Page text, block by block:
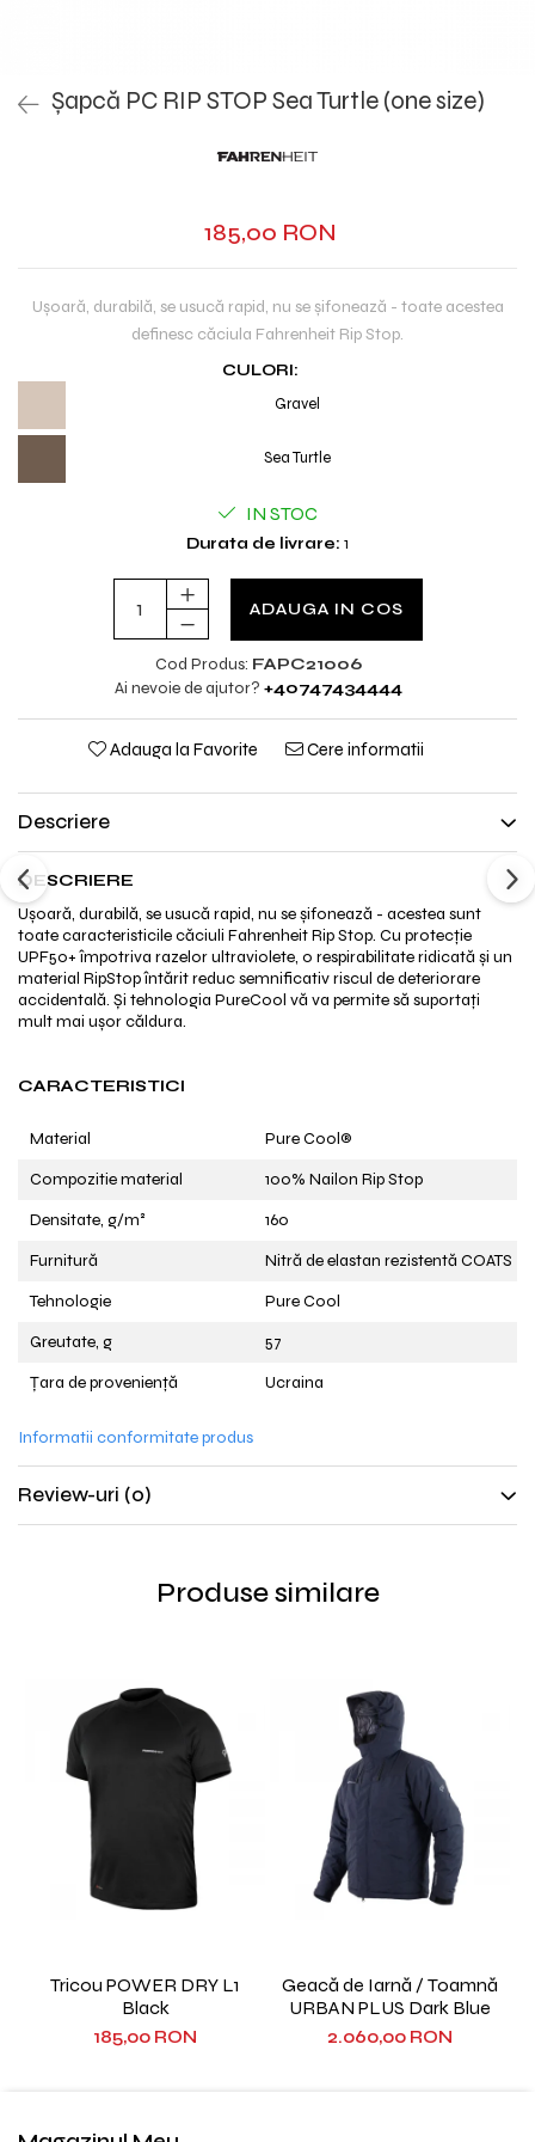
Șapcă PC RIP STOP Sea Turtle (one size)
185,00 RON
Ușoară, durabilă, se usucă rapid, nu se șifonează - toate acestea
definesc căciula Fahrenheit Rip Stop.
CULORI:
Gravel
Sea Turtle
IN STOC
Durata de livrare: 1
ADAUGA IN COS
Cod Produs: FAPC21006
Ai nevoie de ajutor? +40747434444
Adauga la Favorite Cere informatii
Descriere
DESCRIERE
Ușoară, durabilă, se usucă rapid, nu se șifonează - acestea sunt
toate caracteristicile căciuli Fahrenheit Rip Stop. Cu protecție
UPF50+ împotriva razelor ultraviolete, o respirabilitate ridicată și un
material RipStop întărit reduc semnificativ riscul de deteriorare
accidentală. Și tehnologia PureCool vă va permite să suportați
mult mai ușor căldura.
CARACTERISTICI
Material
Pure Cool®
Compozitie material
100% Nailon Rip Stop
Densitate, g/m²
160
Furnitură
Nitră de elastan rezistentă COATS
Tehnologie
Pure Cool
Greutate, g
57
Țara de proveniență
Ucraina
Informatii conformitate produs
Review-uri (0)
Produse similare
Tricou POWER DRY L1
Black
185,00 RON
Geacă de Iarnă / Toamnă
URBAN PLUS Dark Blue
2.060,00 RON